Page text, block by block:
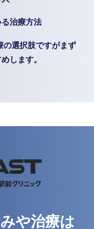
治療方法
の選択肢ですがまず
します。
や治療は